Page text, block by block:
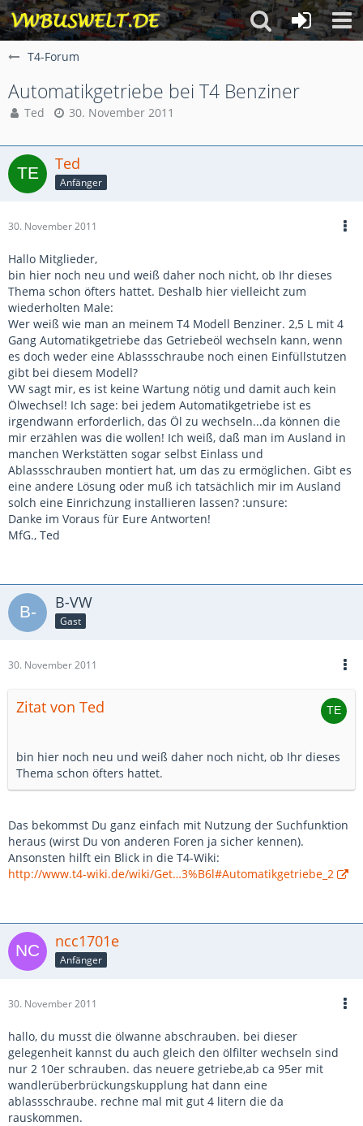
T4-Forum
Automatikgetriebe bei T4 Benziner
Ted 30. November 2011
Ted
Anfänger
30. November 2011
Hallo Mitglieder,
bin hier noch neu und weiß daher noch nicht, ob Ihr dieses
Thema schon öfters hattet. Deshalb hier vielleicht zum
wiederholten Male:
Wer weiß wie man an meinem T4 Modell Benziner. 2,5 L mit 4
Gang Automatikgetriebe das Getriebeöl wechseln kann, wenn
es doch weder eine Ablassschraube noch einen Einfüllstutzen
gibt bei diesem Modell?
VW sagt mir, es ist keine Wartung nötig und damit auch kein
Ölwechsel! Ich sage: bei jedem Automatikgetriebe ist es
irgendwann erforderlich, das Öl zu wechseln...da können die
mir erzählen was die wollen! Ich weiß, daß man im Ausland in
manchen Werkstätten sogar selbst Einlass und
Ablassschrauben montiert hat, um das zu ermöglichen. Gibt es
eine andere Lösung oder muß ich tatsächlich mir im Ausland
solch eine Einrichzung installieren lassen? :unsure:
Danke im Voraus für Eure Antworten!
MfG., Ted
B-VW
Gast
30. November 2011
Zitat von Ted
bin hier noch neu und weiß daher noch nicht, ob Ihr dieses
Thema schon öfters hattet.
Das bekommst Du ganz einfach mit Nutzung der Suchfunktion
heraus (wirst Du von anderen Foren ja sicher kennen).
Ansonsten hilft ein Blick in die T4-Wiki:
http://www.t4-wiki.de/wiki/Get…3%B6l#Automatikgetriebe_2
ncc1701e
Anfänger
30. November 2011
hallo, du musst die ölwanne abschrauben. bei dieser
gelegenheit kannst du auch gleich den ölfilter wechseln sind
nur 2 10er schrauben. das neuere getriebe,ab ca 95er mit
wandlerüberbrückungskupplung hat dann eine
ablassschraube. rechne mal mit gut 4 litern die da
rauskommen.